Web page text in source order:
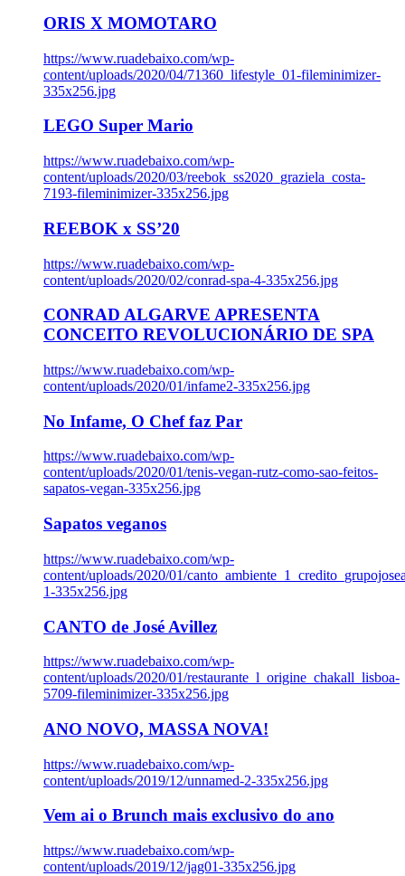
ORIS X MOMOTARO
https://www.ruadebaixo.com/wp-
content/uploads/2020/04/71360_lifestyle_01-fileminimizer-
335x256.jpg
LEGO Super Mario
https://www.ruadebaixo.com/wp-
content/uploads/2020/03/reebok_ss2020_graziela_costa-
7193-fileminimizer-335x256.jpg
REEBOK x SS’20
https://www.ruadebaixo.com/wp-
content/uploads/2020/02/conrad-spa-4-335x256.jpg
CONRAD ALGARVE APRESENTA
CONCEITO REVOLUCIONÁRIO DE SPA
https://www.ruadebaixo.com/wp-
content/uploads/2020/01/infame2-335x256.jpg
No Infame, O Chef faz Par
https://www.ruadebaixo.com/wp-
content/uploads/2020/01/tenis-vegan-rutz-como-sao-feitos-
sapatos-vegan-335x256.jpg
Sapatos veganos
https://www.ruadebaixo.com/wp-
content/uploads/2020/01/
1-335x256.jpg
CANTO de José Avillez
https://www.ruadebaixo.com/wp-
content/uploads/2020/01/restaurante_l_origine_chakall_lisboa-
5709-fileminimizer-335x256.jpg
ANO NOVO, MASSA NOVA!
https://www.ruadebaixo.com/wp-
content/uploads/2019/12/unnamed-2-335x256.jpg
Vem ai o Brunch mais exclusivo do ano
https://www.ruadebaixo.com/wp-
content/uploads/2019/12/jag01-335x256.jpg